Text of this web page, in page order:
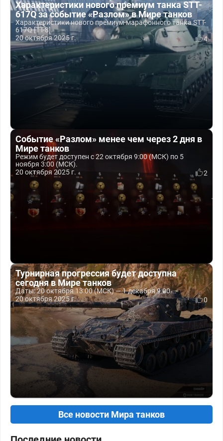
Характеристики нового премиум танка STT-
617Q за событие «Разлом» в Мире танков
Характеристики нового премиум-марафонного танка STT-
617Q [ТТ-8].
20 октября 2025 г.
4
Событие «Разлом» менее чем через 2 дня в
Мире танков
Режим будет доступен с 22 октября 9:00 (МСК) по 5
ноября 3:00 (МСК).
20 октября 2025 г.
2
Турнирная прогрессия будет доступна
сегодня в Мире танков
Даты: 20 октября 13:00 (МСК) — 1 декабря 9:00...
20 октября 2025 г.
0
Все новости Мира танков